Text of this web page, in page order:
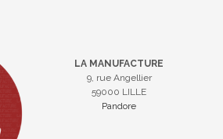
LA MANUFACTURE
9, rue Angellier
59000 LILLE
Pandore